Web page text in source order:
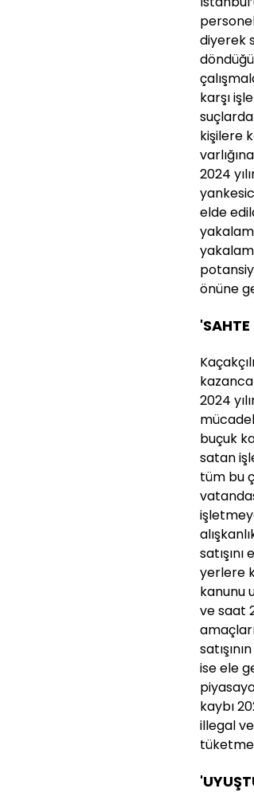
diyerek
karşı
kişilere
2024
elde
önüne
2024
buçuk
satan
tüm bu
yerlere
kanunu
ve saat
ise ele
kaybı
illegal